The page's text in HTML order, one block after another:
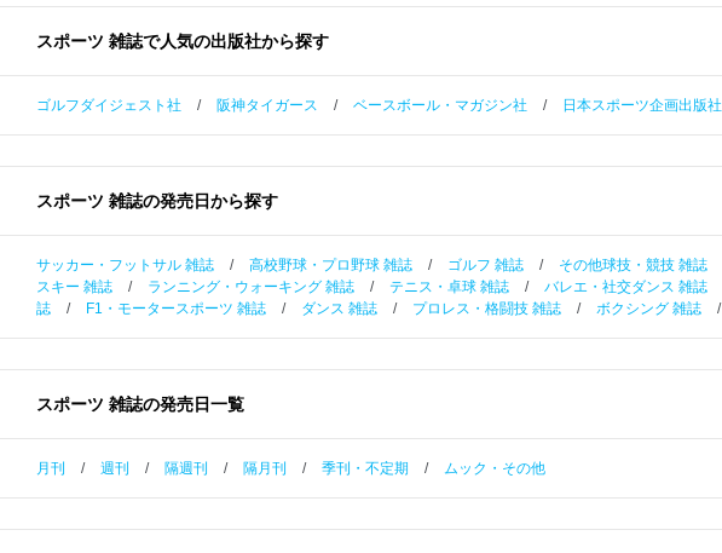
スポーツ 雑誌で人気の出版社から探す
ゴルフダイジェスト社 / 阪神タイガース / ベースボール・マガジン社 / 日本スポーツ企画出版社
スポーツ 雑誌の発売日から探す
サッカー・フットサル 雑誌 / 高校野球・プロ野球 雑誌 / ゴルフ 雑誌 / その他球技・競技 雑誌
スキー 雑誌
/ ランニング・ウォーキング 雑誌 / テニス・卓球 雑誌 / バレエ・社交ダンス 雑誌
誌
/ F1・モータースポーツ 雑誌 / ダンス 雑誌 / プロレス・格闘技 雑誌 / ボクシング 雑誌 /
スポーツ 雑誌の発売日一覧
月刊 / 週刊 / 隔週刊 / 隔月刊 / 季刊・不定期 / ムック・その他